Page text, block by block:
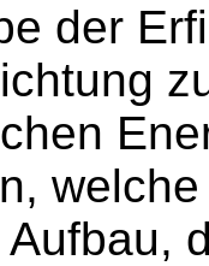
der